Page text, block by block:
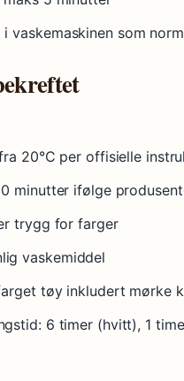
vaskemaskinen som
20°C per offisielle
minutter ifølge
trygg for farger
vaskemiddel
tøy inkludert mørke
6 timer (hvitt), 1